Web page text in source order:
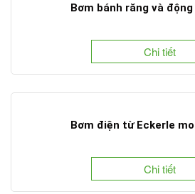
Bơm bánh răng và
Chi tiết
Bơm điện từ Eckerle
Chi tiết